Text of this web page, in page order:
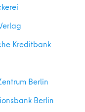
Kreditbank
Berlin
Berlin